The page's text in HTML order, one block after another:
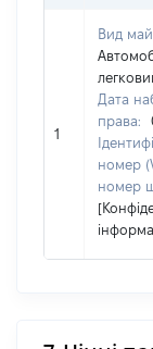
1
Вид
Дата
права:
номер
номер